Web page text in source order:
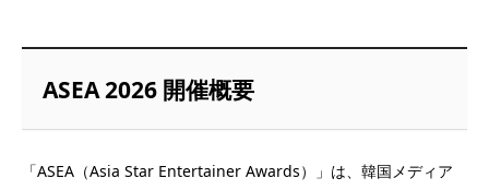
ASEA 2026 開催概要
「ASEA（Asia Star Entertainer Awards）」は、韓国メディア